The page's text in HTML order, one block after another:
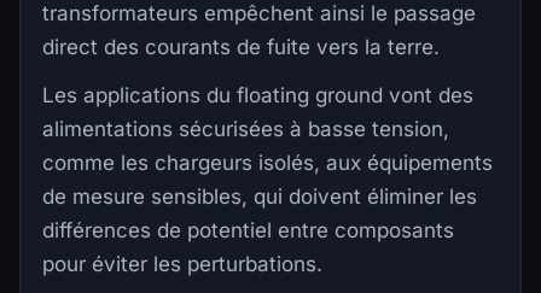
transformateurs empêchent ainsi le passage
direct des courants de fuite vers la terre.
Les applications du floating ground vont des
alimentations sécurisées à basse tension,
comme les chargeurs isolés, aux équipements
de mesure sensibles, qui doivent éliminer les
différences de potentiel entre composants
pour éviter les perturbations.